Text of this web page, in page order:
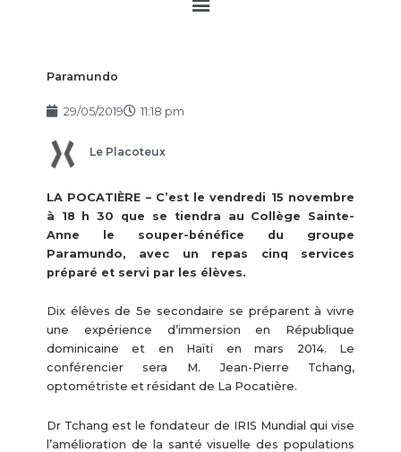
Paramundo
29/05/2019 11:18 pm
Le Placoteux
LA POCATIÈRE – C’est le vendredi 15 novembre
à 18 h 30 que se tiendra au Collège Sainte-
Anne le souper-bénéfice du groupe
Paramundo, avec un repas cinq services
préparé et servi par les élèves.
Dix élèves de 5e secondaire se préparent à vivre
une expérience d’immersion en République
dominicaine et en Haïti en mars 2014. Le
conférencier sera M. Jean-Pierre Tchang,
optométriste et résidant de La Pocatière.
Dr Tchang est le fondateur de IRIS Mundial qui vise
l’amélioration de la santé visuelle des populations